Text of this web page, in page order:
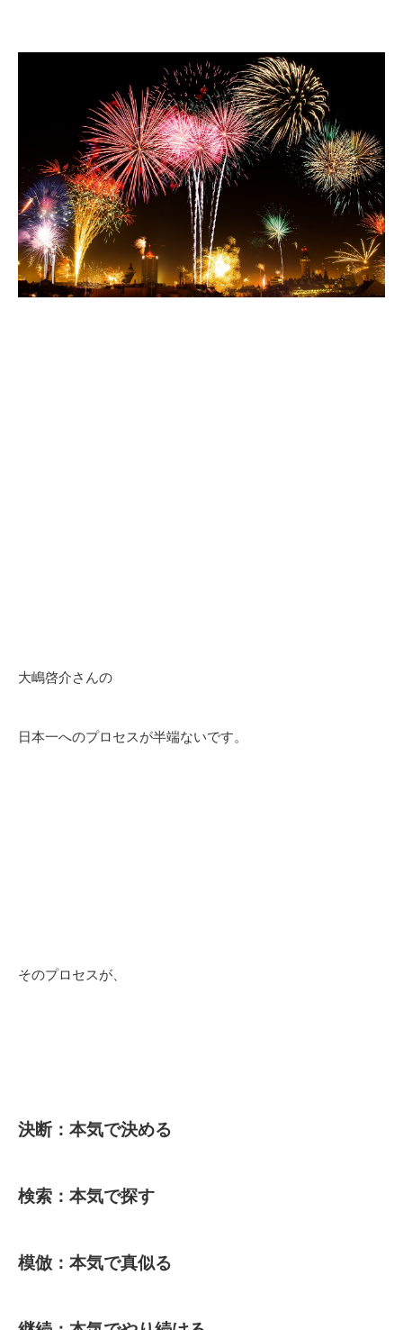
大嶋啓介さんの
日本一へのプロセスが半端ないです。
そのプロセスが、
決断：本気で決める
検索：本気で探す
模倣：本気で真似る